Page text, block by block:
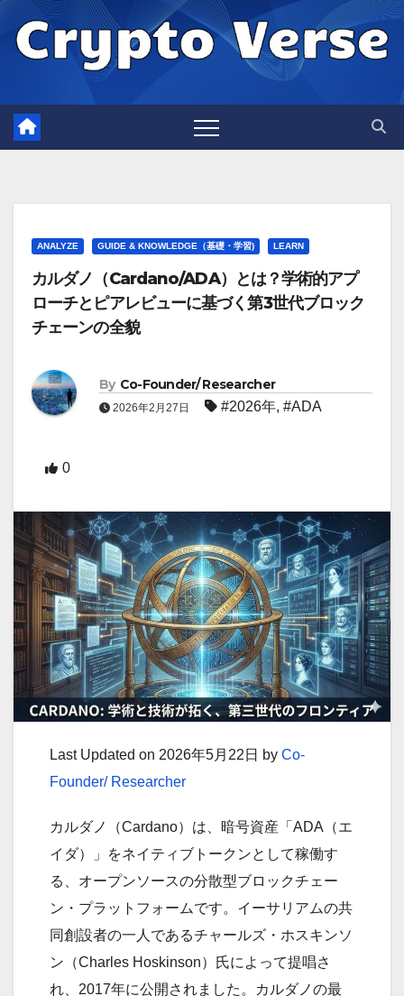
Skip
ANALYZE GUIDE & KNOWLEDGE（基礎・学習) LEARN
カルダノ（Cardano/ADA）とは？学術的アプ
ローチとピアレビューに基づく第3世代ブロック
チェーンの全貌
By Co-Founder/ Researcher
2026年2月27日 #2026年, #ADA
0
Last Updated on 2026年5月22日 by Co-
Founder/ Researcher
カルダノ（Cardano）は、暗号資産「ADA（エ
イダ）」をネイティブトークンとして稼働す
る、オープンソースの分散型ブロックチェー
ン・プラットフォームです。イーサリアムの共
同創設者の一人であるチャールズ・ホスキンソ
ン（Charles Hoskinson）氏によって提唱さ
れ、2017年に公開されました。カルダノの最